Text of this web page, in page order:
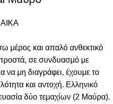
μέρος και απαλό ανθεκτικό
σε συνδυασμό με
να μη διαγράφει, έχουμε το
και αντοχή. Ελληνικό
δύο τεμαχίων (2 Μαύρα).